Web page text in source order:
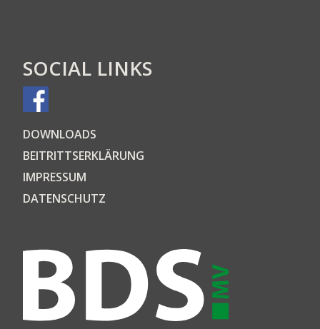
SOCIAL LINKS
DOWN­LOADS
BEI­TRITTS­ER­KLÄ­RUNG
IMPRES­SUM
DATEN­SCHUTZ